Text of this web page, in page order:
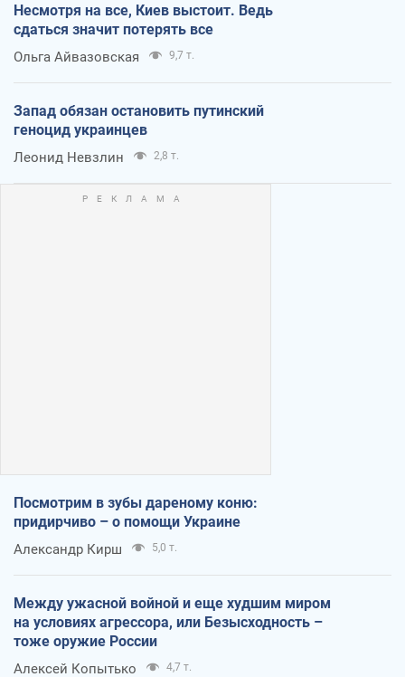
Несмотря на все, Киев выстоит. Ведь
сдаться значит потерять все
Ольга Айвазовская 9,7 т.
Запад обязан остановить путинский
геноцид украинцев
Леонид Невзлин 2,8 т.
Посмотрим в зубы дареному коню:
придирчиво – о помощи Украине
Александр Кирш 5,0 т.
Между ужасной войной и еще худшим миром
на условиях агрессора, или Безысходность –
тоже оружие России
Алексей Копытько 4,7 т.